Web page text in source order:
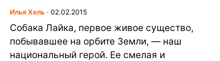
Илья Хель ∙ 02.02.2015
Собака Лайка, первое живое существо,
побывавшее на орбите Земли, — наш
национальный герой. Ее смелая и